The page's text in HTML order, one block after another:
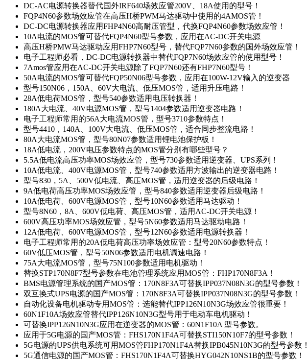
DC-AC电源转换器替代国外IRF640场效应管200V、18A使用的型号！
FQP4N60参数场效应管在高压H桥PWM马达驱动中使用的4AMOS管！
DC-DC电源转换器应用FHP4N60高耐压管型，代换FQP4N60参数场效应管！
10A电流的MOS管可替代FQP4N60型号参数，应用在AC-DC开关电源
高压H桥PMW马达驱动应用FHP7N60型号，替代FQP7N60参数的国外场效应管！
电子工程师必看，DC-DC电源转换器中替代FQP7N60场效应管的使用型号！
7Amos管应用在AC-DC开关电源除了FQP7N60还有FHP7N60型号！
50A电流的MOS管可替代FQP50N06型号参数，应用在100W-12V输入的逆变器
型号150N06，150A、60V大电流、低压MOS管，适用升压电路！
28A低电荷MOS管，型号540参数适用电压转换器！
180A大电流、40V电源MOS管，型号1404参数适用逆变器电路！
电子工程师常用的56A大电流MOS管，型号3710参数特点！
型号4410，140A、100V大电流、低压MOS管，适合同步整流电路！
80A大电流MOS管，型号80N07参数适用锂电池保护板！
18A低电流，200V电压参数特点的MOS管分别有哪些型号？
5.5A低电流高压功率MOS场效应管，型号730参数适用逆变器、UPS系列！
10A低电流、400V电源MOS管，型号740参数适用方波输出的逆变器电路！
型号830，5A、500V低电流、高压MOS管，适用逆变器的后级电路！
9A低电荷高压功率MOS场效应管，型号840参数适用逆变器后级电路！
10A低电荷、600V电源MOS管，型号10N60参数适用马达驱动！
型号8N60，8A、600V低电荷、高压MOS管，适用AC-DC开关电源！
600V高压功率MOS场效应管，型号5N60参数适用马达驱动电路！
12A低电荷、600V电源MOS管，型号12N60参数适用电源转换器！
电子工程师常用的20A低电荷高压功率场效应管：型号20N60参数特点！
60V低压MOS管，型号50N06参数适用电机调速电路！
75A大电流MOS管，型号75N100参数适用电机驱动！
替换STP170N8F7型号参数在电池管理系统应用MOS管：FHP170N8F3A！
BMS电源管理系统的国产MOS管：170N8F3A可替换IPP037N08N3G的型号参数！
双互换式UPS电源的国产MOS管：170N8F3A可替换IPP037N08N3G的型号参数！
自动化设备电机驱动专用MOS管：选能替代IPP126N10N3G场效应管很重要！
60N1F10A场效应管替代IPP126N10N3G型号用于电动车电机驱动！
可替换IPP126N10N3G应用在逆变器的MOS管：60N1F10A 型号参数。
应用于5G电源的国产MOS管：FHS170N1F4A可替换STI150N10F7的型号参数！
5G电源的UPS供电系统可用MOS管FHP170N1F4A替换IPB045N10N3G的型号参数！
5G通信电源的国产MOS管：FHS170N1F4A可替换HYG042N10NS1B的型号参数！